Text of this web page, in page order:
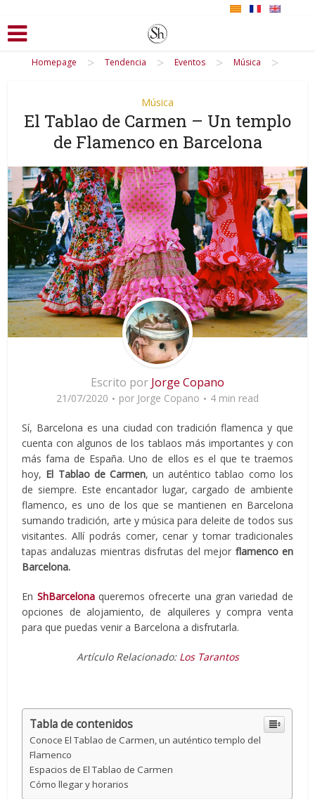
Homepage > Tendencia > Eventos > Música >
Música
El Tablao de Carmen – Un templo
de Flamenco en Barcelona
Escrito por Jorge Copano
21/07/2020 por Jorge Copano 4 min read
Sí, Barcelona es una ciudad con tradición flamenca y que
cuenta con algunos de los tablaos más importantes y con
más fama de España. Uno de ellos es el que te traemos
hoy, El Tablao de Carmen, un auténtico tablao como los
de siempre. Este encantador lugar, cargado de ambiente
flamenco, es uno de los que se mantienen en Barcelona
sumando tradición, arte y música para deleite de todos sus
visitantes. Allí podrás comer, cenar y tomar tradicionales
tapas andaluzas mientras disfrutas del mejor flamenco en
Barcelona.
En ShBarcelona queremos ofrecerte una gran variedad de
opciones de alojamiento, de alquileres y compra venta
para que puedas venir a Barcelona a disfrutarla.
Artículo Relacionado: Los Tarantos
Tabla de contenidos
Conoce El Tablao de Carmen, un auténtico templo del
Flamenco
Espacios de El Tablao de Carmen
Cómo llegar y horarios